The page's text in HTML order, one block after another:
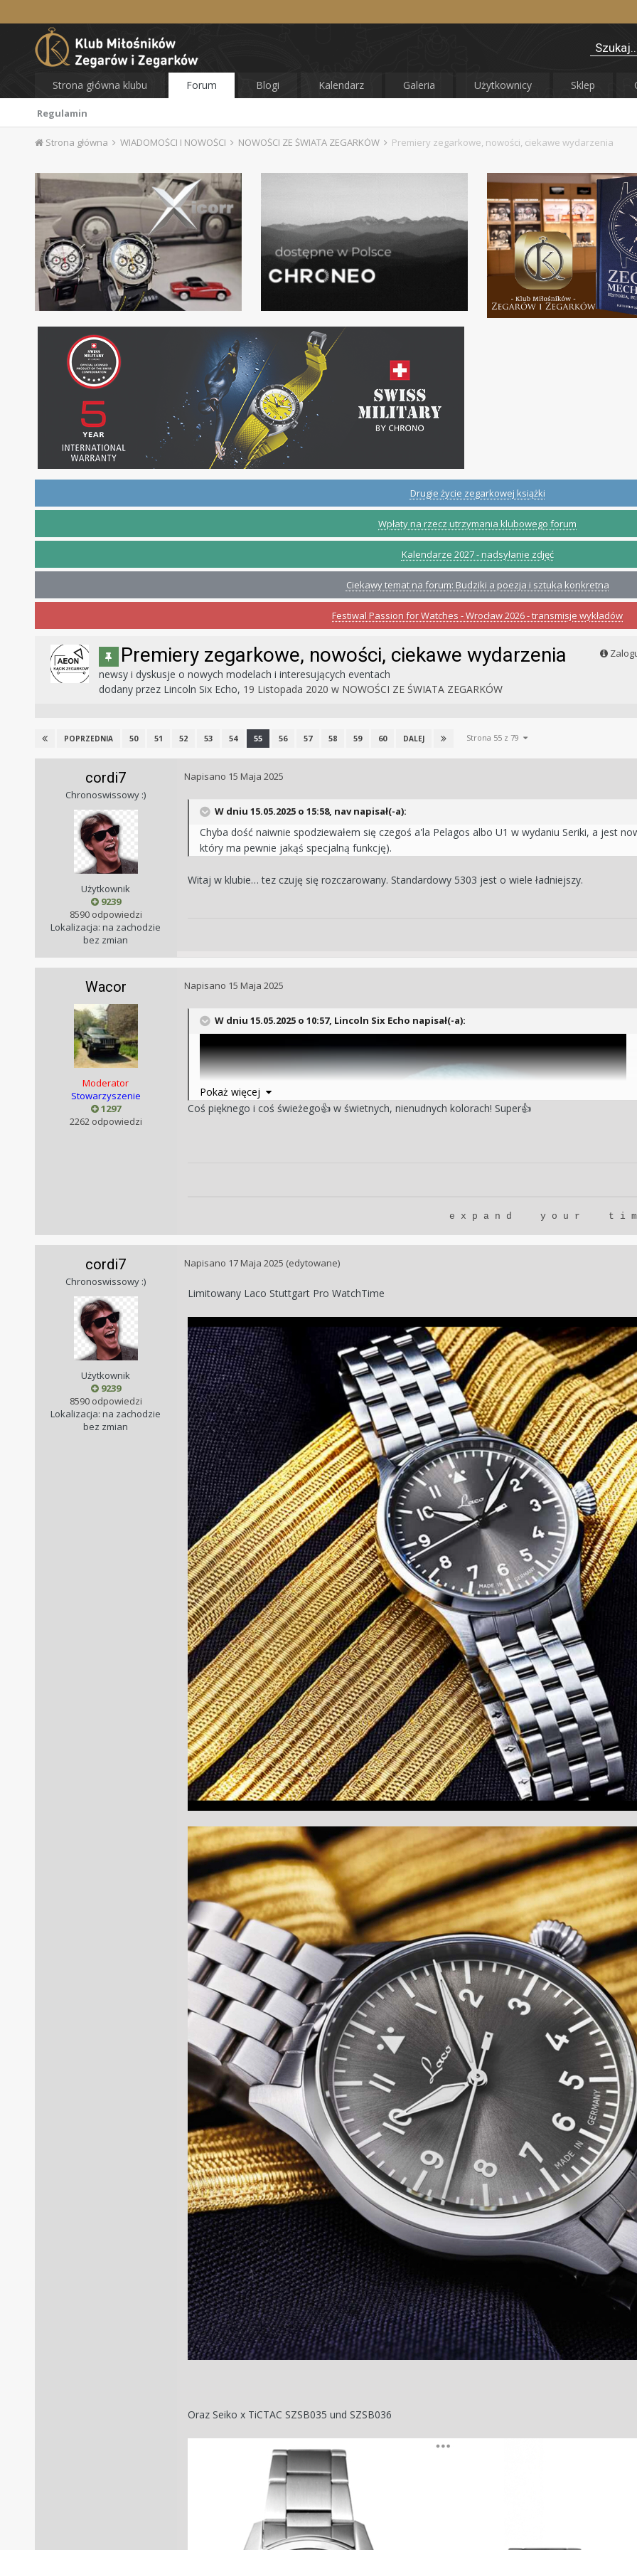
Strona główna klubu Forum
Regulamin
Blogi Kalendarz Galeria Użytkownicy Sklep
Strona główna WIADOMOŚCI I NOWOŚCI NOWOŚCI ZE ŚWIATA ZEGARKÓW Premiery zegarkowe, nowości, ciekawe wydarzenia
Drugie życie zegarkowej książki
Wpłaty na rzecz utrzymania klubowego forum
Kalendarze 2027 - nadsyłanie zdjęć
Ciekawy temat na forum: Budziki a poezja i sztuka konkretna
Festiwal Passion for Watches - Wrocław 2026 - transmisje wykładów
Premiery zegarkowe, nowości, ciekawe wydarzenia
newsy i dyskusje o nowych modelach i interesujących eventach
dodany przez Lincoln Six Echo, 19 Listopada 2020 w NOWOŚCI ZE ŚWIATA ZEGARKÓW
POPRZEDNIA 50 51 52 53 54 55 56 57 58 59 60 DALEJ Strona 55 z 79
cordi7
Chronoswissowy :)
Użytkownik
9239
8590 odpowiedzi
Lokalizacja: na zachodzie
bez zmian
Napisano 15 Maja 2025
W dniu 15.05.2025 o 15:58, navnapisał(-a):
Chyba dość naiwnie spodziewałem się czegoś a'la Pelagos albo U1 w wydaniu Seriki, a jest
który ma pewnie jakąś specjalną funkcję).
Witaj w klubie… tez czuję się rozczarowany. Standardowy 5303 jest o wiele ładniejszy.
Wacor
Moderator
Stowarzyszenie
1297
2262 odpowiedzi
Napisano 15 Maja 2025
W dniu 15.05.2025 o 10:57, Lincoln Six Echo napisał(-a):
Pokaż więcej
Coś pięknego i coś świeżego👍w świetnych, nienudnych kolorach! Super👍
e x p a n d y o u r t i m
cordi7
Chronoswissowy :)
Użytkownik
9239
8590 odpowiedzi
Lokalizacja: na zachodzie
bez zmian
Napisano 17 Maja 2025 (edytowane)
Limitowany Laco Stuttgart Pro WatchTime
Oraz Seiko x TiCTAC SZSB035 und SZSB036